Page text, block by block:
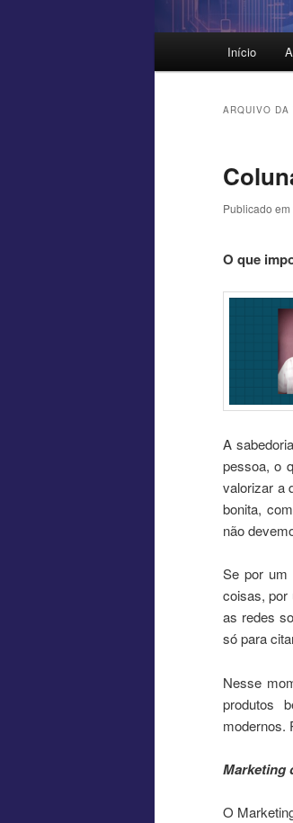
Início
ARQUIVO DA
Publicado em
O que
A
pessoa, o
valorizar a
bonita,
não
Se por um
coisas, por
as redes
só para
Nesse
produtos
modernos.
Marketing
O